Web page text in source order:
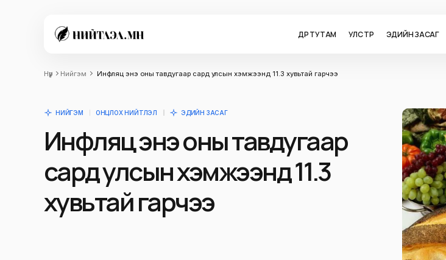
ӨДӨР ТУТАМ УЛС ТӨР ЭДИЙН ЗАСАГ
Нүүр Нийгэм Инфляц энэ оны тавдугаар сард улсын хэмжээнд 11.3 хувьтай гарчээ
НИЙГЭМ ОНЦЛОХ НИЙТЛЭЛ ЭДИЙН ЗАСАГ
Инфляц энэ оны тавдугаар
сард улсын хэмжээнд 11.3
хувьтай гарчээ